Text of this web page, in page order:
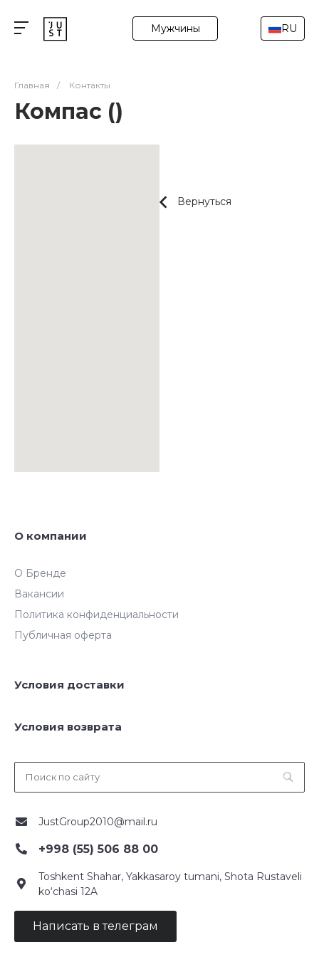
Мужчины RU
Главная / Контакты
Компас ()
Вернуться
О компании
О Бренде
Вакансии
Политика конфиденциальности
Публичная оферта
Условия доставки
Условия возврата
JustGroup2010@mail.ru
+998 (55) 506 88 00
Toshkent Shahar, Yakkasaroy tumani, Shota Rustaveli
ko‘chasi 12A
Написать в телеграм